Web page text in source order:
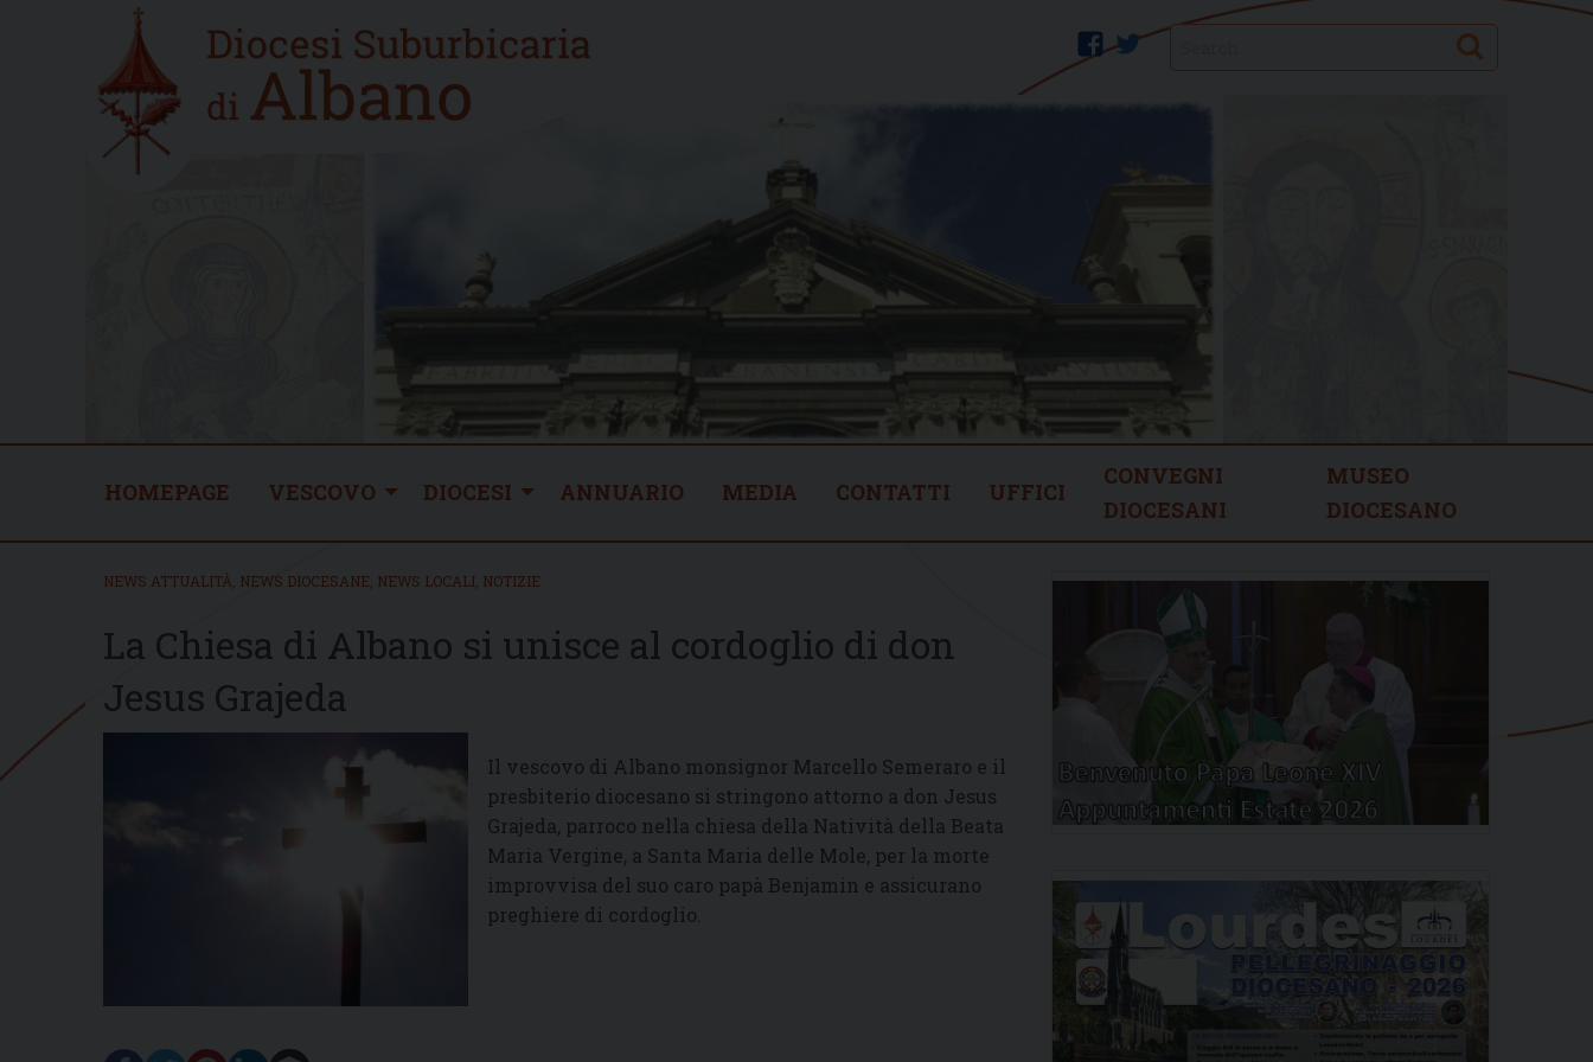
Home
new
twitter
facebook Search
HOMEPAGE VESCOVO DIOCESI ANNUARIO MEDIA CONTATTI UFFICI
CONVEGNI
DIOCESANI
MUSEO
DIOCESANO
NEWS ATTUALITÀ NEWS DIOCESANE NEWS LOCALI NOTIZIE
La Chiesa di Albano si unisce al cordoglio di don
Jesus Grajeda
Il vescovo di Albano monsignor Marcello Semeraro e il
presbiterio diocesano si stringono attorno a don Jesus
Grajeda, parroco nella chiesa della Natività della Beata
Maria Vergine, a Santa Maria delle Mole, per la morte
improvvisa del suo caro papà Benjamin e assicurano
preghiere di cordoglio.